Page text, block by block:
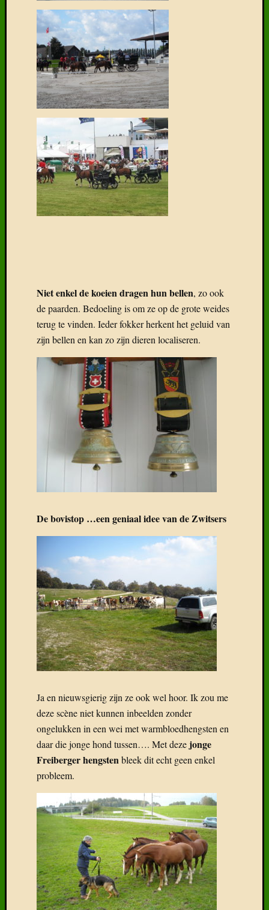
Niet enkel de koeien dragen hun bellen, zo ook
de paarden. Bedoeling is om ze op de grote weides
terug te vinden. Ieder fokker herkent het geluid van
zijn bellen en kan zo zijn dieren localiseren.
De bovistop …een geniaal idee van de Zwitsers
Ja en nieuwsgierig zijn ze ook wel hoor. Ik zou me
deze scène niet kunnen inbeelden zonder
ongelukken in een wei met warmbloedhengsten en
daar die jonge hond tussen…. Met deze jonge
Freiberger hengstenbleek dit echt geen enkel
probleem.